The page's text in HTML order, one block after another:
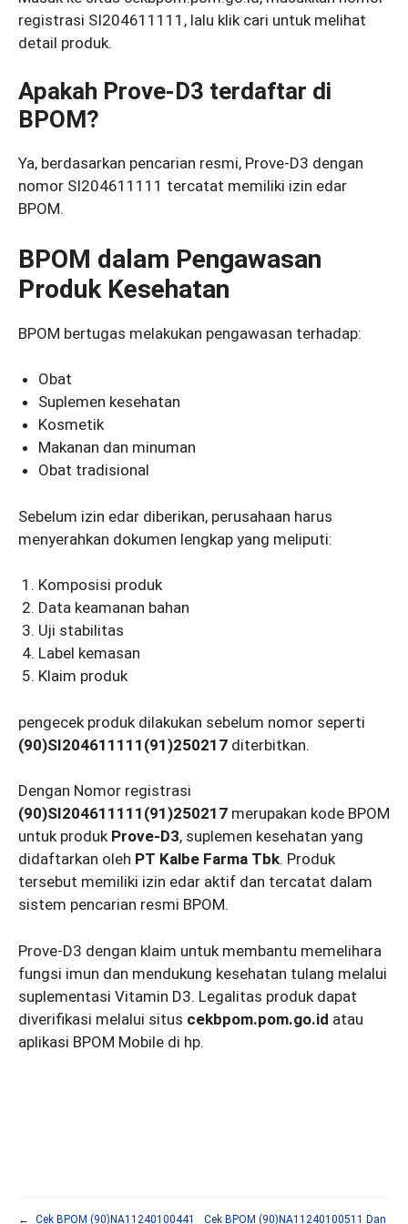
registrasi SI204611111, lalu klik cari untuk melihat
detail produk.
Apakah Prove-D3 terdaftar di
BPOM?
Ya, berdasarkan pencarian resmi, Prove-D3 dengan
nomor SI204611111 tercatat memiliki izin edar
BPOM.
BPOM dalam Pengawasan
Produk Kesehatan
BPOM bertugas melakukan pengawasan terhadap:
Obat
Suplemen kesehatan
Kosmetik
Makanan dan minuman
Obat tradisional
Sebelum izin edar diberikan, perusahaan harus
menyerahkan dokumen lengkap yang meliputi:
Komposisi produk
Data keamanan bahan
Uji stabilitas
Label kemasan
Klaim produk
pengecek produk dilakukan sebelum nomor seperti
(90)SI204611111(91)250217 diterbitkan.
Dengan Nomor registrasi
(90)SI204611111(91)250217 merupakan kode BPOM
untuk produk Prove-D3, suplemen kesehatan yang
didaftarkan oleh PT Kalbe Farma Tbk. Produk
tersebut memiliki izin edar aktif dan tercatat dalam
sistem pencarian resmi BPOM.
Prove-D3 dengan klaim untuk membantu memelihara
fungsi imun dan mendukung kesehatan tulang melalui
suplementasi Vitamin D3. Legalitas produk dapat
diverifikasi melalui situs cekbpom.pom.go.id atau
aplikasi BPOM Mobile di hp.
←
Cek BPOM (90)NA11240100441
Cek BPOM (90)NA11240100511 Dan